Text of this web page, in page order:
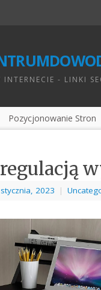
INTERNECIE - LINKI
Pozycjonowanie Stron
2023 |